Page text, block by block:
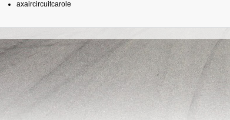
axaircircuitcarole